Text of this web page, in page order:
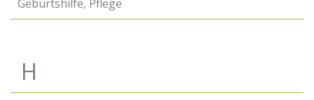
Geburtshilfe, Pflege
H